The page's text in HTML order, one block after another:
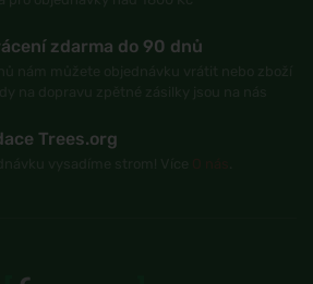
zdarma do 90 dnů
Trees.org